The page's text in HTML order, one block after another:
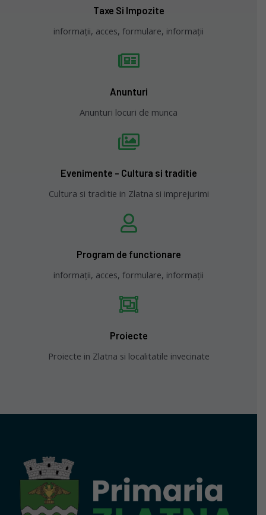
Taxe Si Impozite
informații, acces, formulare, informații
Anunturi
Anunturi locuri de munca
Evenimente - Cultura si traditie
Cultura si traditie in Zlatna si imprejurimi
Program de functionare
informații, acces, formulare, informații
Proiecte
Proiecte in Zlatna si localitatile invecinate